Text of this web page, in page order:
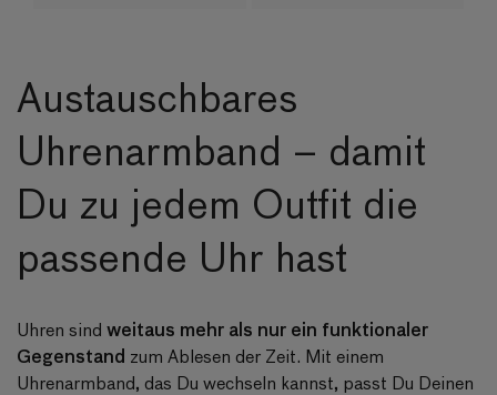
Austauschbares
Uhrenarmband – damit
Du zu jedem Outfit die
passende Uhr hast
Uhren sind weitaus mehr als nur ein funktionaler
Gegenstand zum Ablesen der Zeit. Mit einem
Uhrenarmband, das Du wechseln kannst, passt Du Deinen